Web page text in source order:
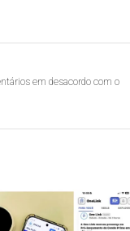
em desacordo com o